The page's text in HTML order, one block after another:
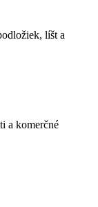
líšt a
a komerčné